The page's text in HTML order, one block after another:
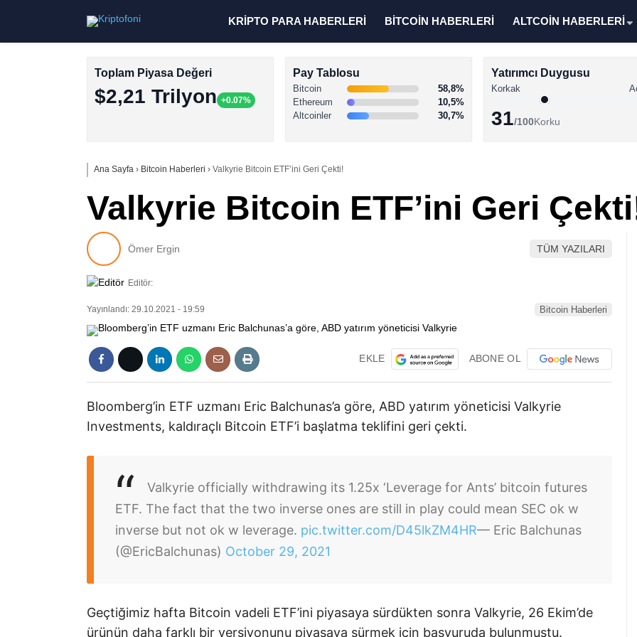
KRİPTO PARA HABERLERİ BİTCOİN HABERLERİ ALTCOİN HABERLERİ
Toplam Piyasa Değeri
$2,21 Trilyon +0.07%
Pay Tablosu
Bitcoin
58,8%
Ethereum
10,5%
Altcoinler
30,7%
Yatırımcı Duygusu
Korkak
31/100Korku
Ana Sayfa › Bitcoin Haberleri › Valkyrie Bitcoin ETF’ini Geri Çekti!
Valkyrie Bitcoin ETF’ini Geri
Ömer Ergin TÜM YAZILARI
Editör:
Yayınlandı: 29.10.2021 - 19:59 Bitcoin Haberleri
EKLE ABONE OL
Bloomberg’in ETF uzmanı Eric Balchunas’a göre, ABD yatırım yöneticisi Valkyrie
Investments, kaldıraçlı Bitcoin ETF’i başlatma teklifini geri çekti.
Valkyrie officially withdrawing its 1.25x ‘Leverage for Ants’ bitcoin futures
ETF. The fact that the two inverse ones are still in play could mean SEC ok w
inverse but not ok w leverage. pic.twitter.com/D45lkZM4HR— Eric Balchunas
(@EricBalchunas) October 29, 2021
Geçtiğimiz hafta Bitcoin vadeli ETF’ini piyasaya sürdükten sonra Valkyrie, 26 Ekim’de
ürünün daha farklı bir versiyonunu piyasaya sürmek için başvuruda bulunmuştu.